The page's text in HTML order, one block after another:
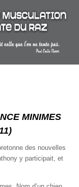
MINIMES
des nouvelles
y participait, et